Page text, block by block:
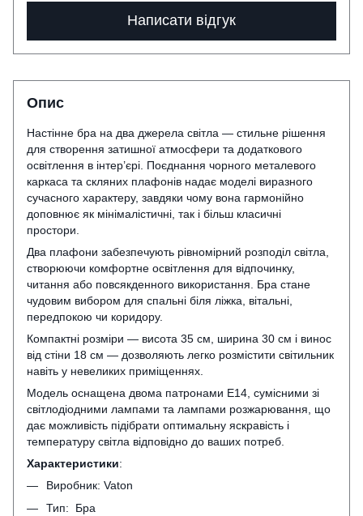
Написати відгук
Опис
Настінне бра на два джерела світла — стильне рішення
для створення затишної атмосфери та додаткового
освітлення в інтер’єрі. Поєднання чорного металевого
каркаса та скляних плафонів надає моделі виразного
сучасного характеру, завдяки чому вона гармонійно
доповнює як мінімалістичні, так і більш класичні
простори.
Два плафони забезпечують рівномірний розподіл світла,
створюючи комфортне освітлення для відпочинку,
читання або повсякденного використання. Бра стане
чудовим вибором для спальні біля ліжка, вітальні,
передпокою чи коридору.
Компактні розміри — висота 35 см, ширина 30 см і винос
від стіни 18 см — дозволяють легко розмістити світильник
навіть у невеликих приміщеннях.
Модель оснащена двома патронами E14, сумісними зі
світлодіодними лампами та лампами розжарювання, що
дає можливість підібрати оптимальну яскравість і
температуру світла відповідно до ваших потреб.
Характеристики:
Виробник: Vaton
Тип: Бра